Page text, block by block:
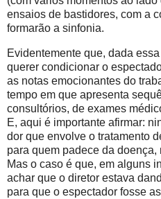
ensaios de bastidores, com a
formarão a sinfonia.
Evidentemente que, dada
querer condicionar o
as notas emocionantes do
tempo em que apresenta
consultórios, de exames
E, aqui é importante afirmar:
dor que envolve o tratamento
para quem padece da
Mas o caso é que, em alguns
achar que o diretor estava
para que o espectador fosse